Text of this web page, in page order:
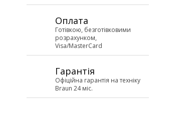
Оплата
Готівкою, безготівковими
розрахунком,
Visa/MasterCard
Гарантія
Офіційна гарантія на техніку
Braun 24 міс.